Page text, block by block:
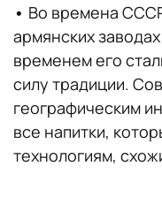
• Во времена
армянских
временем его
силу традиции.
географическим
все напитки,
технологиям,